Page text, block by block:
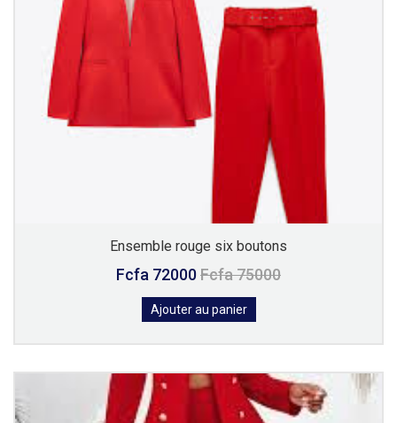
Ensemble rouge six boutons
Fcfa 72000Fcfa 75000
Ajouter au panier